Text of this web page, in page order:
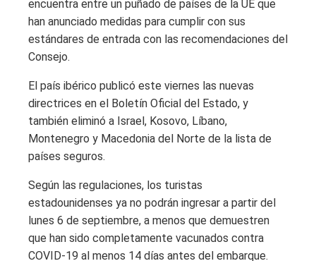
encuentra entre un puñado de países de la UE que
han anunciado medidas para cumplir con sus
estándares de entrada con las recomendaciones del
Consejo.
El país ibérico publicó este viernes las nuevas
directrices en el Boletín Oficial del Estado, y
también eliminó a Israel, Kosovo, Líbano,
Montenegro y Macedonia del Norte de la lista de
países seguros.
Según las regulaciones, los turistas
estadounidenses ya no podrán ingresar a partir del
lunes 6 de septiembre, a menos que demuestren
que han sido completamente vacunados contra
COVID-19 al menos 14 días antes del embarque.